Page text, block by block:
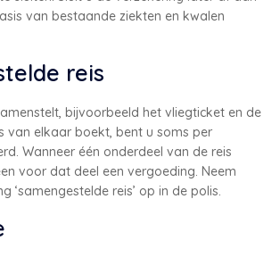
van bestaande ziekten en kwalen
reis
bijvoorbeeld het vliegticket en de
van elkaar boekt, bent u soms per
Wanneer één onderdeel van de reis
voor dat deel een vergoeding. Neem
‘samengestelde reis’ op in de polis.